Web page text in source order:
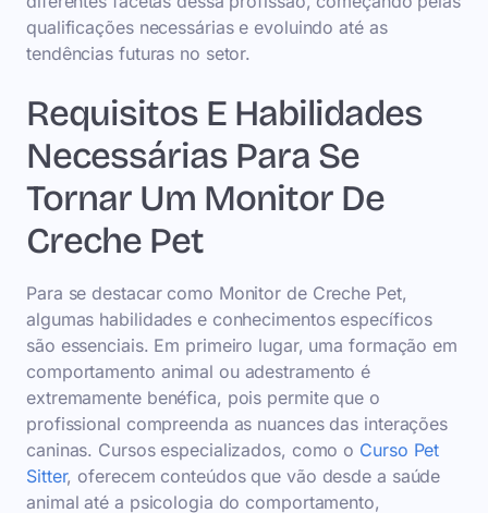
qualificações necessárias e evoluindo até as
tendências futuras no setor.
Requisitos E Habilidades
Necessárias Para Se
Tornar Um Monitor De
Creche Pet
Para se destacar como Monitor de Creche Pet,
algumas habilidades e conhecimentos específicos
são essenciais. Em primeiro lugar, uma formação em
comportamento animal ou adestramento é
extremamente benéfica, pois permite que o
profissional compreenda as nuances das interações
caninas. Cursos especializados, como o Curso Pet
Sitter, oferecem conteúdos que vão desde a saúde
animal até a psicologia do comportamento,